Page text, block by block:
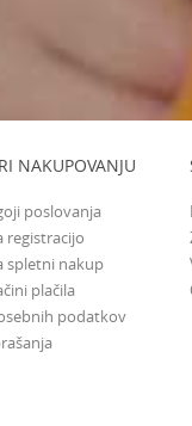
NAKUPOVANJU
poslovanja
registracijo
spletni nakup
plačila
podatkov